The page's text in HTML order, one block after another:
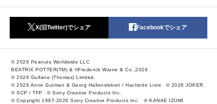
X(旧Twitter)でシェア Facebookでシェア
© 2026 Peanuts Worldwide LLC
BEATRIX POTTER(TM) & ©Frederick Warne & Co.,2026
© 2026 Gullane (Thomas) Limited.
© 2026 Anne Gutman & Georg Hallensleben / Hachette Livre
© 2026 JOKER.
© SCP / TFP
© Sony Creative Products Inc.
© Copyright 1997-2026 Sony Creative Products Inc.
© KANAE IZUMI